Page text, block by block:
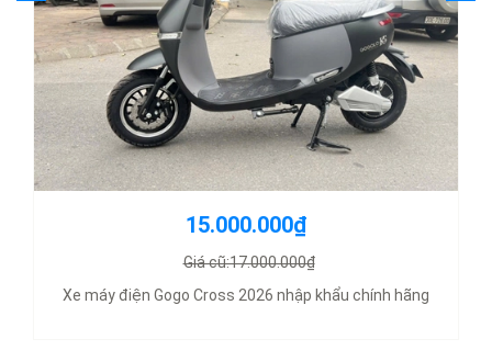
15.000.000₫
Giá cũ:17.000.000₫
Xe máy điện Gogo Cross 2026 nhập khẩu chính hãng